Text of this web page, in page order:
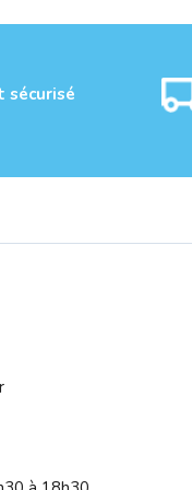
Port
sécurisé